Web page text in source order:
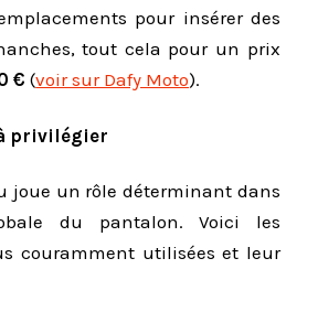
pour insérer des
tout cela pour un prix
€ (voir sur Dafy Moto).
privilégier
joue un rôle déterminant dans
du pantalon. Voici les
couramment utilisées et leur